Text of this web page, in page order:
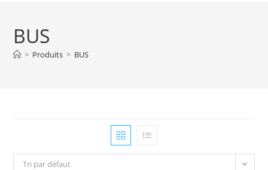
BUS
> Produits > BUS
Tri par défaut